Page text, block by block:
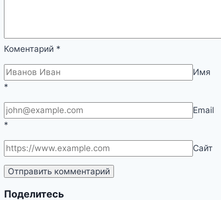
Коментарий *
Имя
*
Email
*
Сайт
Поделитесь